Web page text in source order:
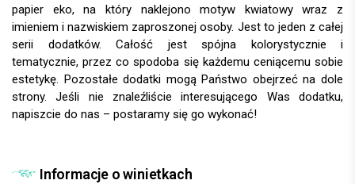
papier eko, na który naklejono motyw kwiatowy wraz z
imieniem i nazwiskiem zaproszonej osoby. Jest to jeden z całej
serii dodatków. Całość jest spójna kolorystycznie i
tematycznie, przez co spodoba się każdemu ceniącemu sobie
estetykę. Pozostałe dodatki mogą Państwo obejrzeć na dole
strony. Jeśli nie znaleźliście interesującego Was dodatku,
napiszcie do nas – postaramy się go wykonać!
Informacje o winietkach